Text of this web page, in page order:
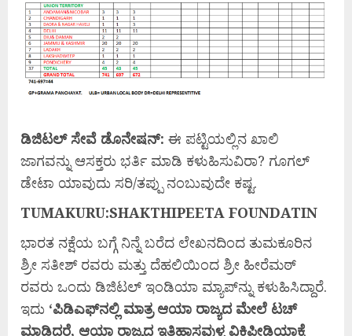
ಡಿಜಿಟಲ್ ಸೇವೆ ಡೊನೇಷನ್: ಈ ಪಟ್ಟಿಯಲ್ಲಿನ ಖಾಲಿ
ಜಾಗವನ್ನು ಆಸಕ್ತರು ಭರ್ತಿ ಮಾಡಿ ಕಳುಹಿಸುವಿರಾ? ಗೂಗಲ್
ಡೇಟಾ ಯಾವುದು ಸರಿ/ತಪ್ಪು ನಂಬುವುದೇ ಕಷ್ಟ.
TUMAKURU:SHAKTHIPEETA FOUNDATIN
ಭಾರತ ನಕ್ಷೆಯ ಬಗ್ಗೆ ನಿನ್ನೆ ಬರೆದ ಲೇಖನದಿಂದ ತುಮಕೂರಿನ
ಶ್ರೀ ಸತೀಶ್ ರವರು ಮತ್ತು ದೆಹಲಿಯಿಂದ ಶ್ರೀ ಹೀರೆಮಠ್
ರವರು ಒಂದು ಡಿಜಿಟಲ್ ಇಂಡಿಯಾ ಮ್ಯಾಪ್‍ನ್ನು ಕಳುಹಿಸಿದ್ದಾರೆ.
ಇದು ‘ಪಿಡಿಎಫ್‍ನಲ್ಲಿ ಮಾತ್ರಆಯಾ ರಾಜ್ಯದ ಮೇಲೆ ಟಚ್
ಮಾಡಿದರೆ, ಆಯಾ ರಾಜ್ಯದಇತಿಹಾಸವುಳ್ಳವಿಕಿಪೀಡಿಯಾಕ್ಕೆ